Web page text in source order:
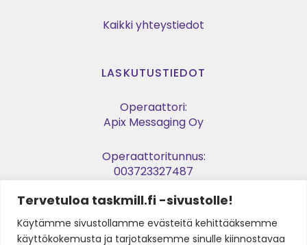
Tervetuloa taskmill.fi -sivustolle!
Käytämme sivustollamme evästeitä kehittääksemme
käyttökokemusta ja tarjotaksemme sinulle kiinnostavaa
Kaikki yhteystiedot
LASKUTUSTIEDOT
Operaattori:
Apix Messaging Oy
Operaattoritunnus:
003723327487
Verkkolaskuosoite:
003729053974